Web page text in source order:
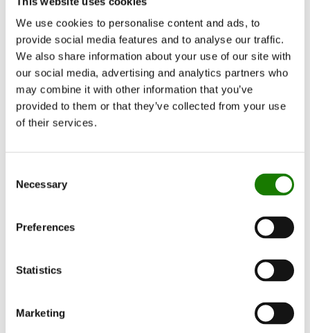
We use cookies to personalise content and ads, to
provide social media features and to analyse our traffic.
We also share information about your use of our site with
our social media, advertising and analytics partners who
may combine it with other information that you’ve
provided to them or that they’ve collected from your use
of their services.
Selection
Necessary
Preferences
Statistics
Marketing
SYSTÈME SURVEILLÉ – ARRÊT
AUTOMATIQUE
Le système de surveillance intégré garantit un fonctionnement
contrôlé, l’allumage et le remplissage. En cas d’anomalie, la
cheminée s’arrête automatiquement et nécessite une
réinitialisation avant redémarrage.
SANS CHEMINÉE NI INSTALLATION FIXE
peut être placée librement et déplacée selon les besoins.
JUSQU’À 3,4 KW – JUSQU’À 31 HEURES
La flamme contribue activement à l’ambiance de la pièce et
diffuse une chaleur perceptible, tandis que la longue durée de